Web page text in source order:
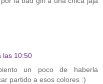
las 10:50
un poco de haberla
partido a esos colores :)